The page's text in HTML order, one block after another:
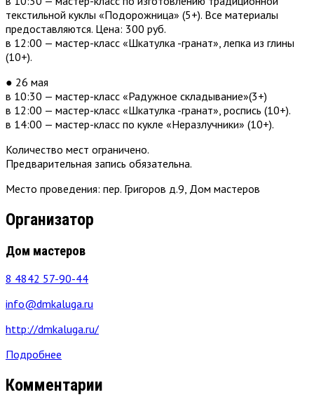
текстильной куклы «Подорожница» (5+). Все материалы
предоставляются. Цена: 300 руб.
в 12:00 — мастер-класс «Шкатулка -гранат», лепка из глины
(10+).
● 26 мая
в 10:30 — мастер-класс «Радужное складывание»(3+)
в 12:00 — мастер-класс «Шкатулка -гранат», роспись (10+).
в 14:00 — мастер-класс по кукле «Неразлучники» (10+).
Количество мест ограничено.
Предварительная запись обязательна.
Место проведения: пер. Григоров д.9, Дом мастеров
Организатор
Дом мастеров
8 4842 57-90-44
info@dmkaluga.ru
http://dmkaluga.ru/
Подробнее
Комментарии